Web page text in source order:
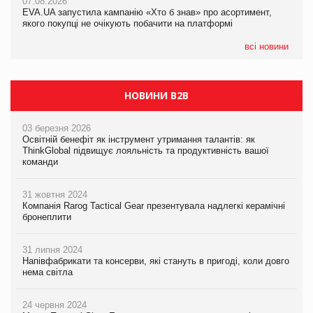
EVA.UA запустила кампанію «Хто б знав» про асортимент,
якого покупці не очікують побачити на платформі
всі новини
05.08.2026
Мережа супермаркетів VARUS купує мережу магазинів
НОВИНИ B2B
03 березня 2026
Освітній бенефіт як інструмент утримання талантів: як
ThinkGlobal підвищує лояльність та продуктивність вашої
команди
31 жовтня 2024
Компанія Rarog Tactical Gear презентувала надлегкі керамічні
бронеплити
31 липня 2024
Напівфабрикати та консерви, які стануть в пригоді, коли довго
нема світла
24 червня 2024